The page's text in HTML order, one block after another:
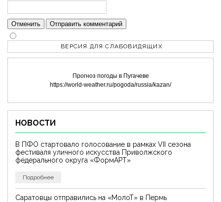
ВЕРСИЯ ДЛЯ СЛАБОВИДЯЩИХ
Прогноз погоды в Пугачеве
https://world-weather.ru/pogoda/russia/kazan/
НОВОСТИ
В ПФО стартовало голосование в рамках VII сезона
фестиваля уличного искусства Приволжского
федерального округа «ФормАРТ»
Подробнее
Саратовцы отправились на «МолоТ» в Пермь
Отменить Отправить комментарий